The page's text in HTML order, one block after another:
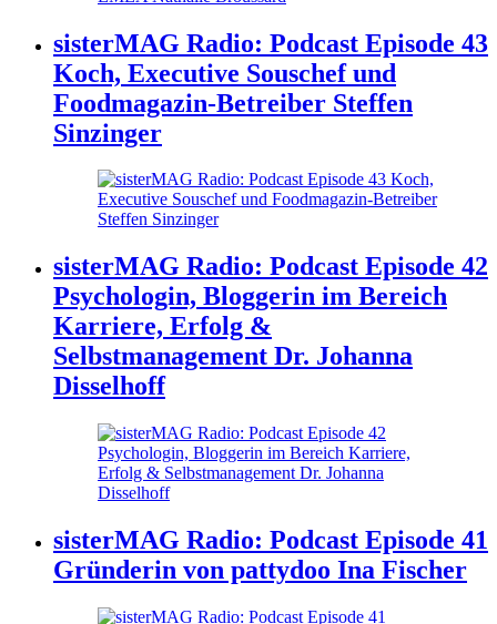
sisterMAG Radio: Podcast Episode 43
Koch, Executive Souschef und
Foodmagazin-Betreiber Steffen
Sinzinger
sisterMAG Radio: Podcast Episode 42
Psychologin, Bloggerin im Bereich
Karriere, Erfolg &
Selbstmanagement Dr. Johanna
Disselhoff
sisterMAG Radio: Podcast Episode 41
Gründerin von pattydoo Ina Fischer